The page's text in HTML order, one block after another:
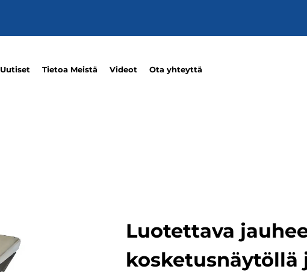
Uutiset Tietoa Meistä Videot Ota yhteyttä
Luotettava
kosketusnäytöllä